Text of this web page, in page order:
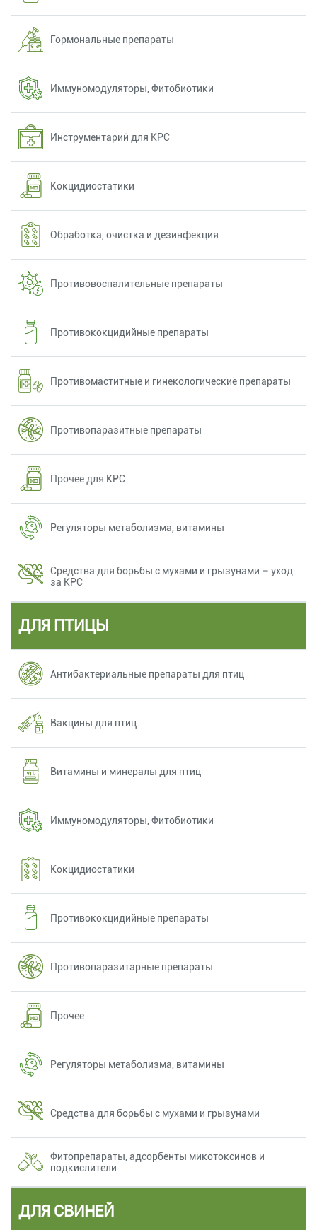
Гормональные препараты
Иммуномодуляторы, Фитобиотики
Инструментарий для КРС
Кокцидиостатики
Обработка, очистка и дезинфекция
Противовоспалительные препараты
Противококцидийные препараты
Противомаститные и гинекологические препараты
Противопаразитные препараты
Прочее для КРС
Регуляторы метаболизма, витамины
Средства для борьбы с мухами и грызунами – уход
за КРС
ДЛЯ ПТИЦЫ
Антибактериальные препараты для птиц
Вакцины для птиц
Витамины и минералы для птиц
Иммуномодуляторы, Фитобиотики
Кокцидиостатики
Противококцидийные препараты
Противопаразитарные препараты
Прочее
Регуляторы метаболизма, витамины
Средства для борьбы с мухами и грызунами
Фитопрепараты, адсорбенты микотоксинов и
подкислители
ДЛЯ СВИНЕЙ